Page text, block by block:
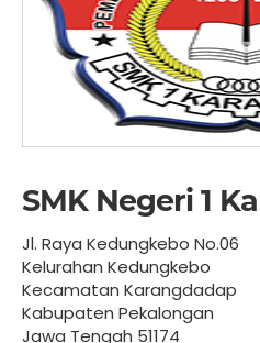
SMK Negeri 1
Jl. Raya Kedungkebo No.06
Kelurahan Kedungkebo
Kecamatan Karangdadap
Kabupaten Pekalongan
Jawa Tengah 51174